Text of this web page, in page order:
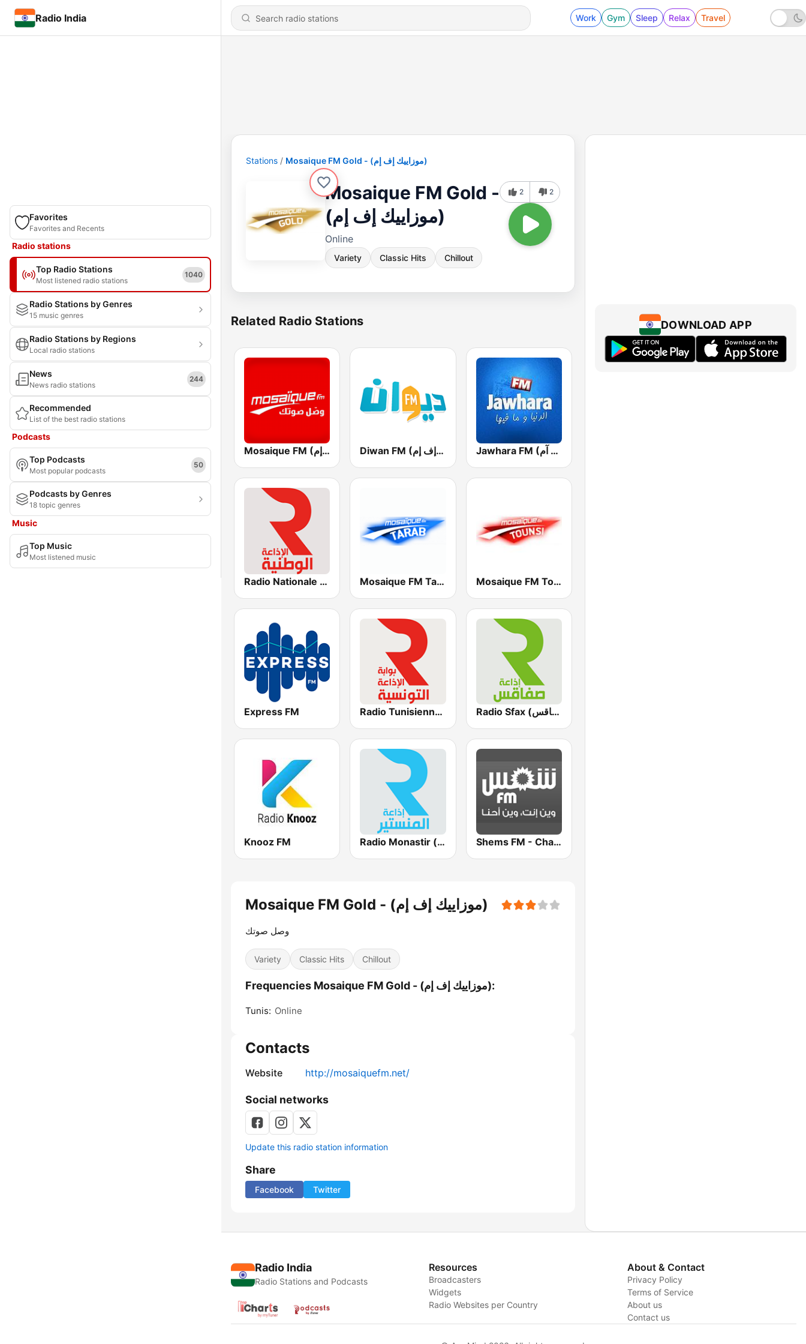
Radio India Work Gym Sleep Relax Travel
Favorites
Favorites and Recents
Radio stations
Top Radio Stations
Most listened radio stations
1040
Radio Stations by Genres
15 music genres
Radio Stations by Regions
Local radio stations
News
News radio stations
244
Recommended
List of the best radio stations
Podcasts
Top Podcasts
Most popular podcasts
50
Podcasts by Genres
18 topic genres
Music
Top Music
Most listened music
Stations Mosaique FM Gold - (موزاييك إف إم)
Mosaique FM Gold -
(موزاييك إف إم)
Online
Variety Classic Hits Chillout
2 2
Related Radio Stations
Mosaique FM (موزاييك إف إم) Diwan FM (ديوان إف إم) Jawhara FM (جوهرة أف آم)
Radio Nationale (الإذاعة الوطنية) Mosaique FM Tarab (موزاييك إف إم) Mosaique FM Tounsi (موزاييك إف إم)
Express FM Radio Tunisienne (الإذاعة الوطنية) Radio Sfax (إذاعة صفاقس)
Knooz FM Radio Monastir (إذاعة المنستير) Shems FM - Charki (شمس أف أم)
Mosaique FM Gold - (موزاييك إف إم)
وصل صوتك
Variety Classic Hits Chillout
Frequencies Mosaique FM Gold - (موزاييك إف إم):
Tunis: Online
Contacts
Website http://mosaiquefm.net/
Social networks
Update this radio station information
Share
Facebook Twitter
DOWNLOAD APP
Radio India
Radio Stations and Podcasts
Resources
Broadcasters
Widgets
Radio Websites per Country
About & Contact
Privacy Policy
Terms of Service
About us
Contact us